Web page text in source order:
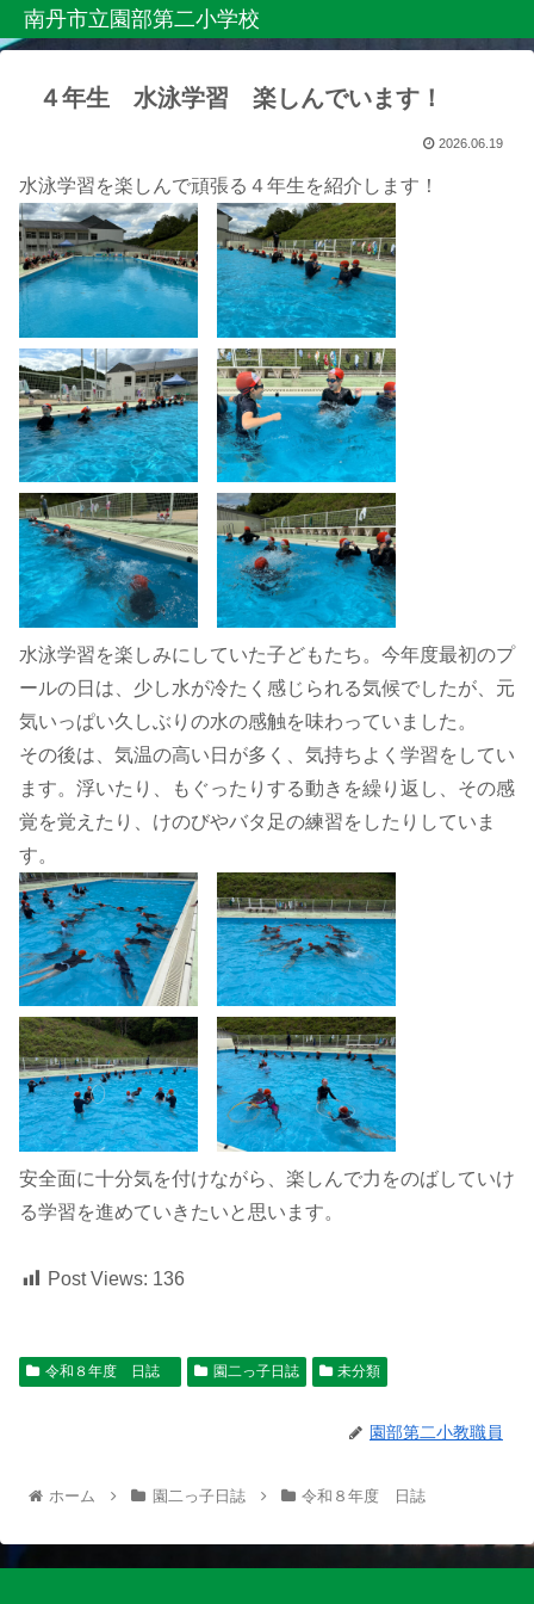
南丹市立園部第二小学校
４年生 水泳学習 楽しんでいます！
2026.06.19
水泳学習を楽しんで頑張る４年生を紹介します！
水泳学習を楽しみにしていた子どもたち。今年度最初のプ
ールの日は、少し水が冷たく感じられる気候でしたが、元
気いっぱい久しぶりの水の感触を味わっていました。
その後は、気温の高い日が多く、気持ちよく学習をしてい
ます。浮いたり、もぐったりする動きを繰り返し、その感
覚を覚えたり、けのびやバタ足の練習をしたりしていま
す。
安全面に十分気を付けながら、楽しんで力をのばしていけ
る学習を進めていきたいと思います。
Post Views: 136
令和８年度 日誌 園二っ子日誌 未分類
園部第二小教職員
ホーム 園二っ子日誌 令和８年度 日誌